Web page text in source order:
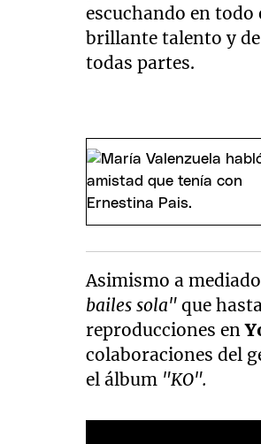
escuchando en todo
brillante talento y
todas partes.
Asimismo a
bailes sola"que
reproducciones en
colaboraciones del
el álbum "KO".